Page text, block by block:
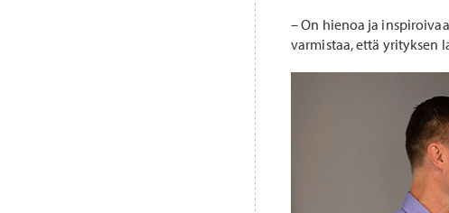
– On hienoa ja
varmistaa, että yrityksen